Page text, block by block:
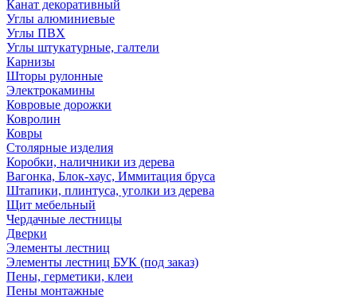
Канат декоративный
Углы алюминиевые
Углы ПВХ
Углы штукатурные, галтели
Карнизы
Шторы рулонные
Электрокамины
Ковровые дорожки
Ковролин
Ковры
Столярные изделия
Коробки, наличники из дерева
Вагонка, Блок-хаус, Иммитация бруса
Штапики, плинтуса, уголки из дерева
Щит мебельный
Чердачные лестницы
Дверки
Элементы лестниц
Элементы лестниц БУК (под заказ)
Пены, герметики, клеи
Пены монтажные